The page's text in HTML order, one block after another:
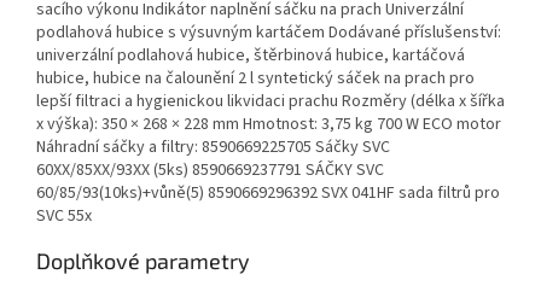
sacího výkonu Indikátor naplnění sáčku na prach Univerzální
podlahová hubice s výsuvným kartáčem Dodávané příslušenství:
univerzální podlahová hubice, štěrbinová hubice, kartáčová
hubice, hubice na čalounění 2 l syntetický sáček na prach pro
lepší filtraci a hygienickou likvidaci prachu Rozměry (délka x šířka
x výška): 350 × 268 × 228 mm Hmotnost: 3,75 kg 700 W ECO motor
Náhradní sáčky a filtry: 8590669225705 Sáčky SVC
60XX/85XX/93XX (5ks) 8590669237791 SÁČKY SVC
60/85/93(10ks)+vůně(5) 8590669296392 SVX 041HF sada filtrů pro
SVC 55x
Doplňkové parametry